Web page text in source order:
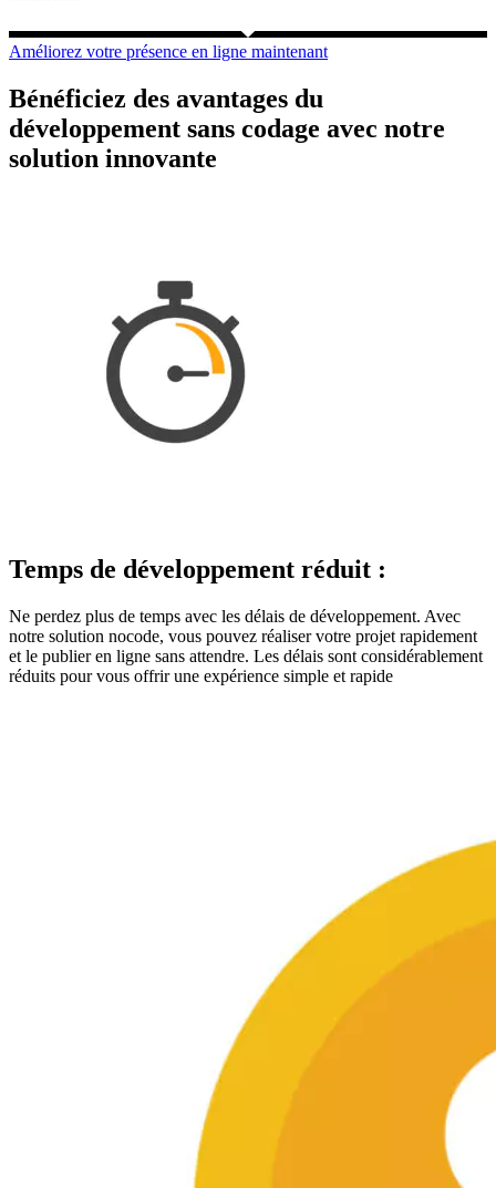
Améliorez votre présence en ligne maintenant
Bénéficiez des avantages du
développement sans codage avec notre
solution innovante
Temps de développement réduit :
Ne perdez plus de temps avec les délais de développement. Avec
notre solution nocode, vous pouvez réaliser votre projet rapidement
et le publier en ligne sans attendre. Les délais sont considérablement
réduits pour vous offrir une expérience simple et rapide